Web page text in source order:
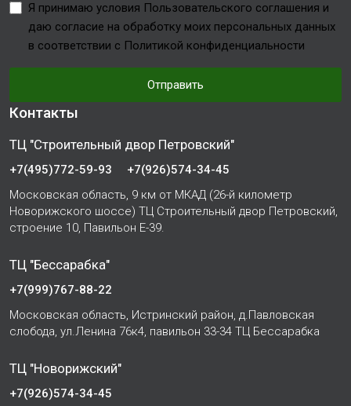
Я принимаю условия Пользовательского соглашения и
даю согласие на обработку моих персональных данных
в соответствии с Политикой конфиденциальности
Отправить
Контакты
ТЦ "Строительный двор Петровский"
+7(495)772-59-93
+7(926)574-34-45
Московская область, 9 км от МКАД (26-й километр
Новорижского шоссе) ТЦ Строительный двор Петровский,
строение 10, Павильон Е-39.
ТЦ "Бессарабка"
+7(999)767-88-22
Московская область, Истринский район, д.Павловская
слобода, ул.Ленина 76к4, павильон 33-34 ТЦ Бессарабка
ТЦ "Новорижский"
+7(926)574-34-45